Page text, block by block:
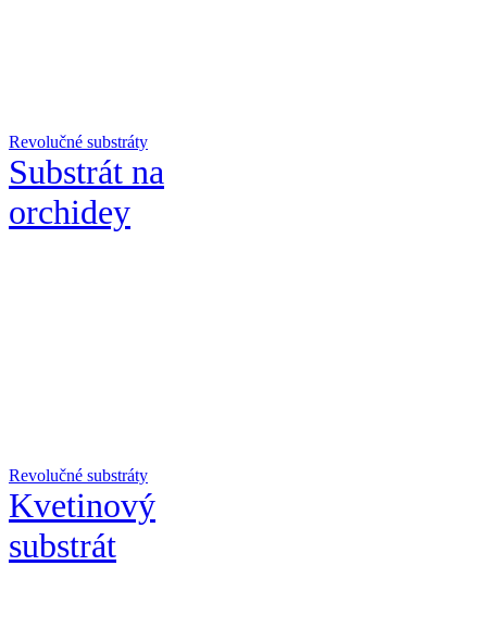
Revolučné substráty
Substrát na
orchidey
Revolučné substráty
Kvetinový
substrát